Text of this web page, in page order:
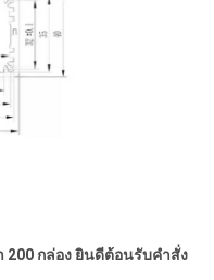
กล่อง ยินดีต้อนรับคำสั่ง